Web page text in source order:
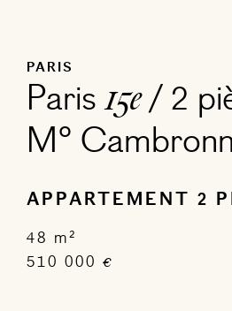
PARIS
Paris15e/ 2
M°
APPARTEMENT 2
48 m²
510 000 €